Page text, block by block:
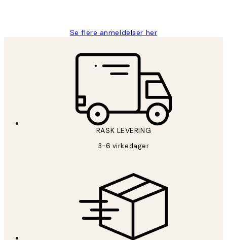
Se flere anmeldelser her
RASK LEVERING
3-6 virkedager